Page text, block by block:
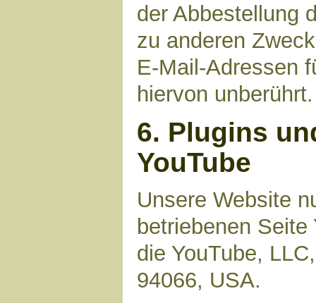
der Abbestellung
zu anderen
E-Mail-Adressen
hiervon unberührt.
6. Plugins
YouTube
Unsere Website
betriebenen
die YouTube,
94066, USA.